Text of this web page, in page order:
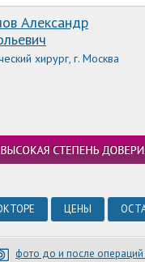
Александр
хирург, г. Москва
ЦЕНЫ
фото до и после операций